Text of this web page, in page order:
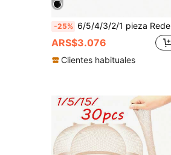
-25% 6/5/4/3/2/1 pieza Redes para moño de pelo negras elásticas invisibles reutilizables Funda de malla elástica para moño Accesorios para el cabello de bailarina de ballet, empleada de banco, enfermera
ARS$3.076
Clientes habituales